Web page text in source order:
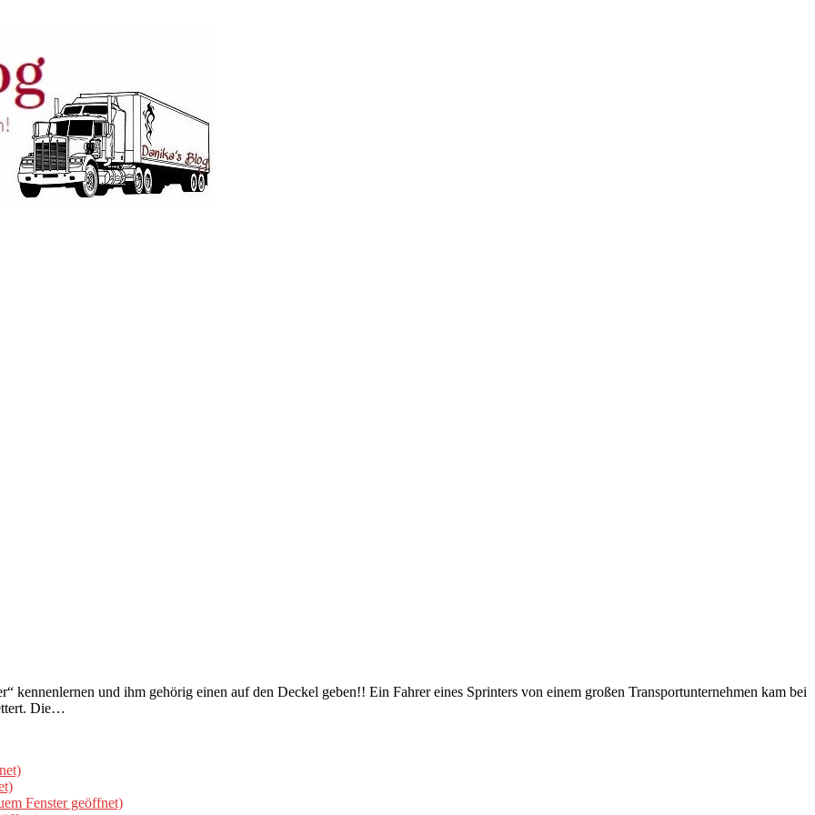
kennenlernen und ihm gehörig einen auf den Deckel geben!! Ein Fahrer eines Sprinters von einem großen Transportunternehmen kam bei
Die…
Fenster geöffnet)